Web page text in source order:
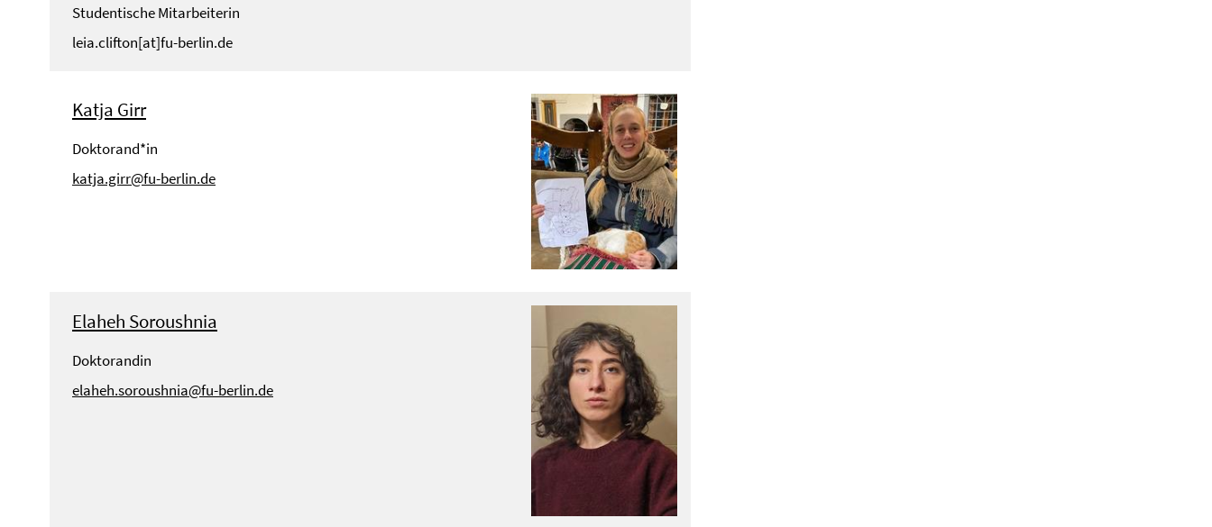
Studentische Mitarbeiterin
leia.clifton[at]fu-berlin.de
Katja Girr
Doktorand*in
katja.girr@fu-berlin.de
Elaheh Soroushnia
Doktorandin
elaheh.soroushnia@fu-berlin.de